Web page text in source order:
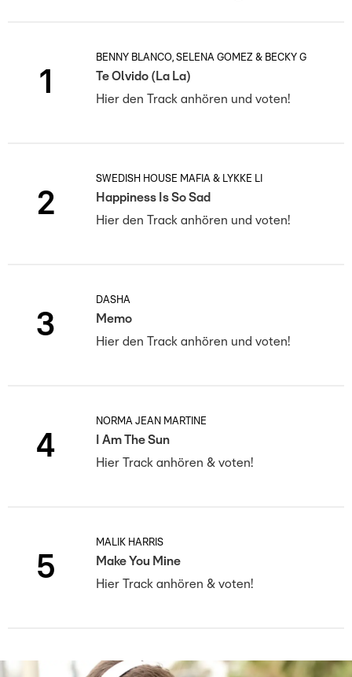
1
BENNY BLANCO, SELENA GOMEZ & BECKY G
Te Olvido (La La)
Hier den Track anhören und voten!
2
SWEDISH HOUSE MAFIA & LYKKE LI
Happiness Is So Sad
Hier den Track anhören und voten!
3
DASHA
Memo
Hier den Track anhören und voten!
4
NORMA JEAN MARTINE
I Am The Sun
Hier Track anhören & voten!
5
MALIK HARRIS
Make You Mine
Hier Track anhören & voten!